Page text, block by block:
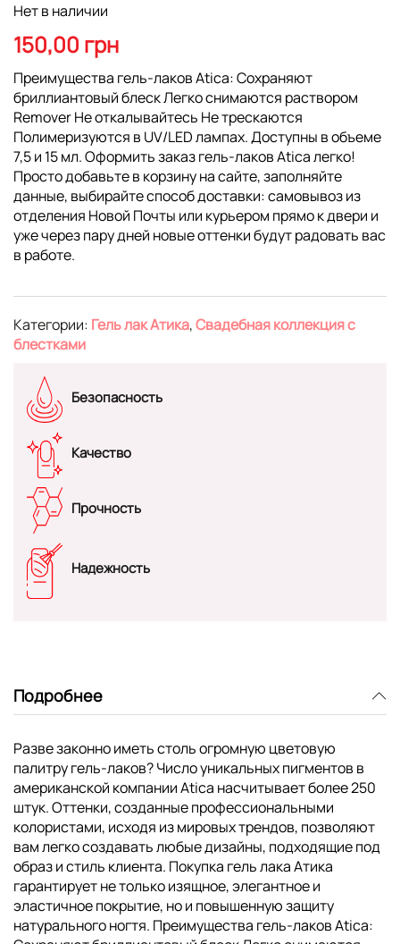
к
началу
галереи
изображений
Нет в наличии
150,00 грн
Преимущества гель-лаков Atica: Сохраняют
бриллиантовый блеск Легко снимаются раствором
Remover Не откалывайтесь Не трескаются
Полимеризуются в UV/LED лампах. Доступны в объеме
7,5 и 15 мл. Оформить заказ гель-лаков Atica легко!
Просто добавьте в корзину на сайте, заполняйте
данные, выбирайте способ доставки: самовывоз из
отделения Новой Почты или курьером прямо к двери и
уже через пару дней новые оттенки будут радовать вас
в работе.
Категории: Гель лак Атика,Свадебная коллекция с
блестками
Безопасность
Качество
Прочность
Надежность
Подробнее
Разве законно иметь столь огромную цветовую
палитру гель-лаков? Число уникальных пигментов в
американской компании Atica насчитывает более 250
штук. Оттенки, созданные профессиональными
колористами, исходя из мировых трендов, позволяют
вам легко создавать любые дизайны, подходящие под
образ и стиль клиента. Покупка гель лака Атика
гарантирует не только изящное, элегантное и
эластичное покрытие, но и повышенную защиту
натурального ногтя. Преимущества гель-лаков Atica: